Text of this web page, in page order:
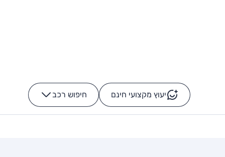
יעוץ מקצועי חינם חיפוש רכב -